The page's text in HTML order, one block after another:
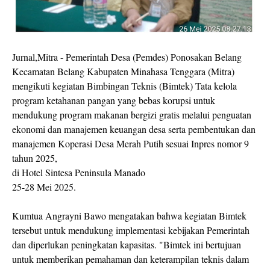
Jurnal,Mitra - Pemerintah Desa (Pemdes) Ponosakan Belang
Kecamatan Belang Kabupaten Minahasa Tenggara (Mitra)
mengikuti kegiatan Bimbingan Teknis (Bimtek) Tata kelola
program ketahanan pangan yang bebas korupsi untuk
mendukung program makanan bergizi gratis melalui penguatan
ekonomi dan manajemen keuangan desa serta pembentukan dan
manajemen Koperasi Desa Merah Putih sesuai Inpres nomor 9
tahun 2025,
di Hotel Sintesa Peninsula Manado
25-28 Mei 2025.
Kumtua Angrayni Bawo mengatakan bahwa kegiatan Bimtek
tersebut untuk mendukung implementasi kebijakan Pemerintah
dan diperlukan peningkatan kapasitas. "Bimtek ini bertujuan
untuk memberikan pemahaman dan keterampilan teknis dalam